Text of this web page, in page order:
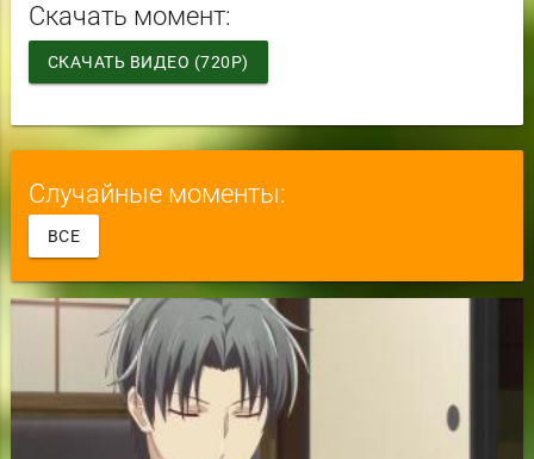
Скачать момент:
СКАЧАТЬ ВИДЕО (720P)
Случайные моменты:
ВСЕ